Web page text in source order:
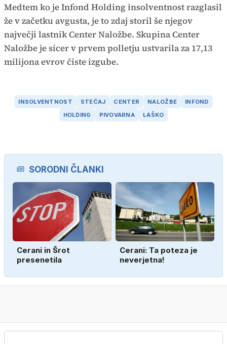
Medtem ko je Infond Holding insolventnost razglasil
že v začetku avgusta, je to zdaj storil še njegov
največji lastnik Center Naložbe. Skupina Center
Naložbe je sicer v prvem polletju ustvarila za 17,13
milijona evrov čiste izgube.
INSOLVENTNOST STEČAJ CENTER NALOŽBE
INFOND
HOLDING
PIVOVARNA LAŠKO
SORODNI ČLANKI
Cerani in Šrot
presenetila
Cerani: Ta poteza je
neverjetna!